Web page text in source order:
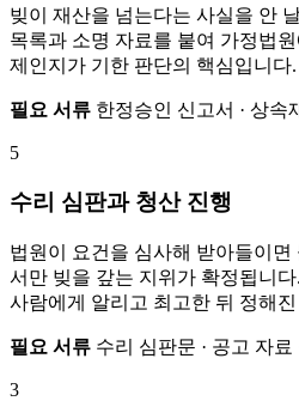
빚이 재산을 넘는다는 사실을 안
목록과 소명 자료를 붙여 가정법
제인지가 기한 판단의 핵심입니다.
필요 서류 한정승인 신고서 · 상속
5
수리 심판과 청산 진행
법원이 요건을 심사해 받아들이면
서만 빚을 갚는 지위가 확정됩니
사람에게 알리고 최고한 뒤 정해
필요 서류 수리 심판문 · 공고 자료
3